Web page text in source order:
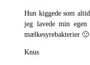
Hun kiggede som
jeg lavede min
mælkesyrebakterier 🙂
Knus